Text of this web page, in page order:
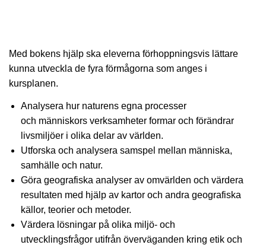
Med bokens hjälp ska eleverna förhoppningsvis lättare
kunna utveckla de fyra förmågorna som anges i
kursplanen.
Analysera hur naturens egna processer
och människors verksamheter formar och förändrar
livsmiljöer i olika delar av världen.
Utforska och analysera samspel mellan människa,
samhälle och natur.
Göra geografiska analyser av omvärlden och värdera
resultaten med hjälp av kartor och andra geografiska
källor, teorier och metoder.
Värdera lösningar på olika miljö- och
utvecklingsfrågor utifrån överväganden kring etik och